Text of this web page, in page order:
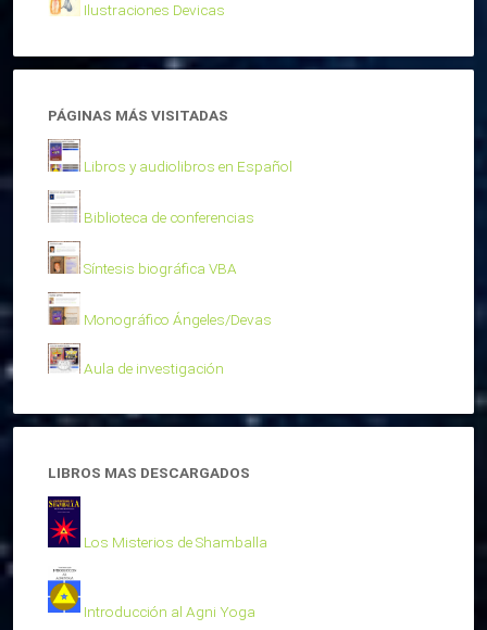
Ilustraciones Devicas
PÁGINAS MÁS VISITADAS
Libros y audiolibros en Español
Biblioteca de conferencias
Síntesis biográfica VBA
Monográfico Ángeles/Devas
Aula de investigación
LIBROS MAS DESCARGADOS
Los Misterios de Shamballa
Introducción al Agni Yoga